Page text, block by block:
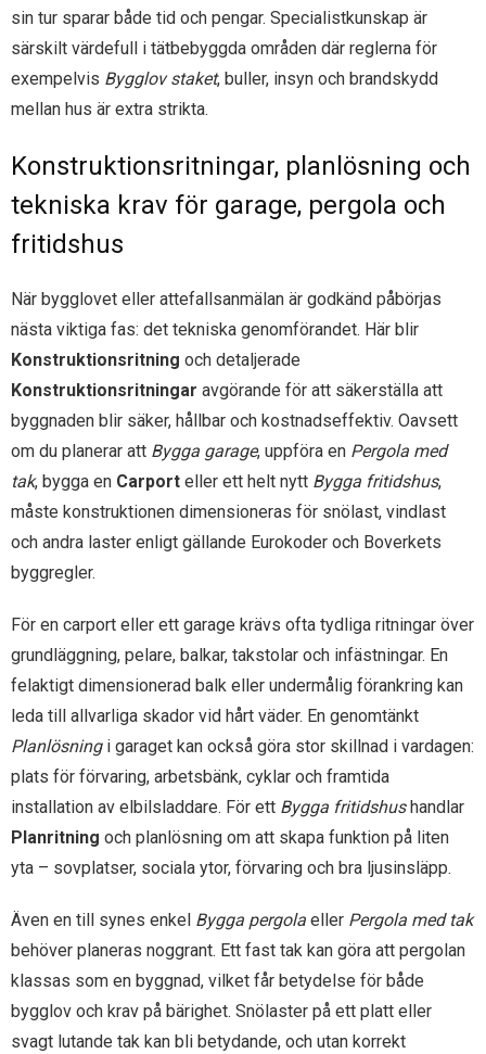
sin tur sparar både tid och pengar. Specialistkunskap är
särskilt värdefull i tätbebyggda områden där reglerna för
exempelvis Bygglov staket, buller, insyn och brandskydd
mellan hus är extra strikta.
Konstruktionsritningar, planlösning och
tekniska krav för garage, pergola och
fritidshus
När bygglovet eller attefallsanmälan är godkänd påbörjas
nästa viktiga fas: det tekniska genomförandet. Här blir
Konstruktionsritning och detaljerade
Konstruktionsritningar avgörande för att säkerställa att
byggnaden blir säker, hållbar och kostnadseffektiv. Oavsett
om du planerar att Bygga garage, uppföra en Pergola med
tak, bygga en Carport eller ett helt nytt Bygga fritidshus,
måste konstruktionen dimensioneras för snölast, vindlast
och andra laster enligt gällande Eurokoder och Boverkets
byggregler.
För en carport eller ett garage krävs ofta tydliga ritningar över
grundläggning, pelare, balkar, takstolar och infästningar. En
felaktigt dimensionerad balk eller undermålig förankring kan
leda till allvarliga skador vid hårt väder. En genomtänkt
Planlösningi garaget kan också göra stor skillnad i vardagen:
plats för förvaring, arbetsbänk, cyklar och framtida
installation av elbilsladdare. För ett Bygga fritidshushandlar
Planritning och planlösning om att skapa funktion på liten
yta – sovplatser, sociala ytor, förvaring och bra ljusinsläpp.
Även en till synes enkel Bygga pergola eller Pergola med tak
behöver planeras noggrant. Ett fast tak kan göra att pergolan
klassas som en byggnad, vilket får betydelse för både
bygglov och krav på bärighet. Snölaster på ett platt eller
svagt lutande tak kan bli betydande, och utan korrekt